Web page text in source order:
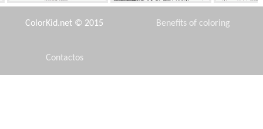
Pitufos en la calle Inicio oso insecto Madre
ColorKid.net © 2015 Benefits of coloring
Contactos